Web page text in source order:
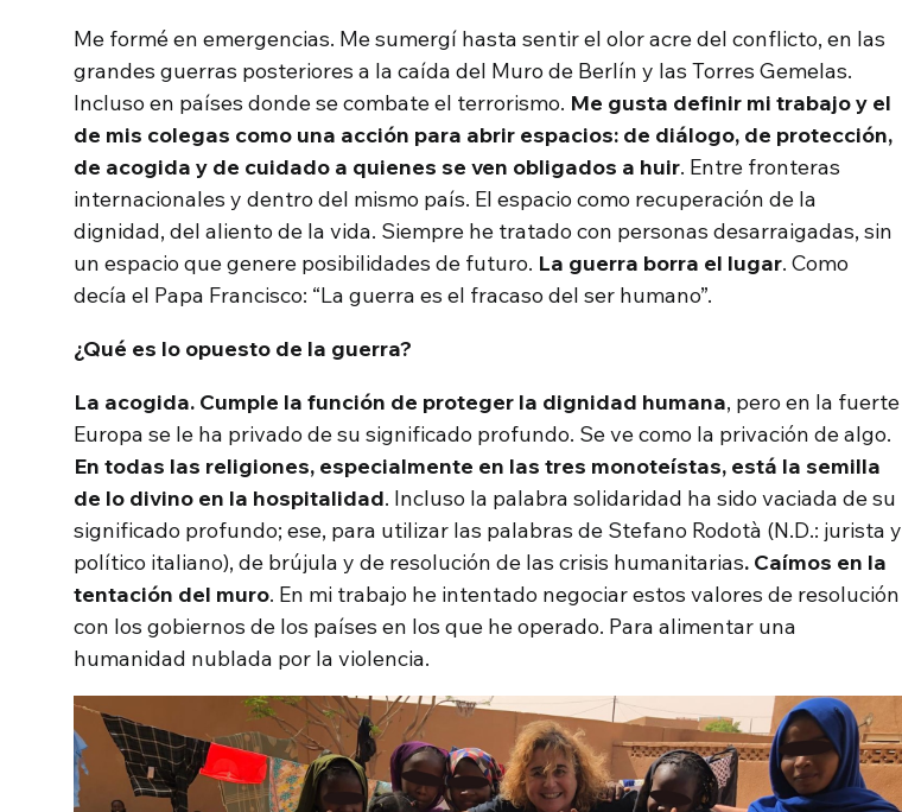
Me formé en emergencias. Me sumergí hasta sentir el olor acre del conflicto, en las
grandes guerras posteriores a la caída del Muro de Berlín y las Torres Gemelas.
Incluso en países donde se combate el terrorismo. Me gusta definir mi trabajo y el
de mis colegas como una acción para abrir espacios: de diálogo, de protección,
de acogida y de cuidado a quienes se ven obligados a huir. Entre fronteras
internacionales y dentro del mismo país. El espacio como recuperación de la
dignidad, del aliento de la vida. Siempre he tratado con personas desarraigadas, sin
un espacio que genere posibilidades de futuro. La guerra borra el lugar. Como
decía el Papa Francisco: “La guerra es el fracaso del ser humano”.
¿Qué es lo opuesto de la guerra?
La acogida. Cumple la función de proteger la dignidad humana, pero en la fuerte
Europa se le ha privado de su significado profundo. Se ve como la privación de algo.
En todas las religiones, especialmente en las tres monoteístas, está la semilla
de lo divino en la hospitalidad. Incluso la palabra solidaridad ha sido vaciada de su
significado profundo; ese, para utilizar las palabras de Stefano Rodotà (N.D.: jurista y
político italiano), de brújula y de resolución de las crisis humanitarias. Caímos en la
tentación del muro. En mi trabajo he intentado negociar estos valores de resolución
con los gobiernos de los países en los que he operado. Para alimentar una
humanidad nublada por la violencia.